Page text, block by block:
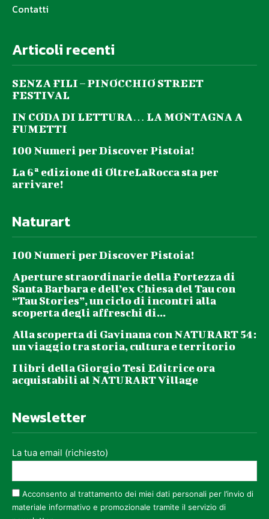
Contatti
Articoli recenti
SENZA FILI – PINOCCHIO STREET
FESTIVAL
IN CODA DI LETTURA… LA MONTAGNA A
FUMETTI
100 Numeri per Discover Pistoia!
La 6ª edizione di OltreLaRocca sta per
arrivare!
Naturart
100 Numeri per Discover Pistoia!
Aperture straordinarie della Fortezza di
Santa Barbara e dell’ex Chiesa del Tau con
“Tau Stories”, un ciclo di incontri alla
scoperta degli affreschi di...
Alla scoperta di Gavinana con NATURART 54:
un viaggio tra storia, cultura e territorio
I libri della Giorgio Tesi Editrice ora
acquistabili al NATURART Village
Newsletter
La tua email (richiesto)
Acconsento al trattamento dei miei dati personali per l’invio di
materiale informativo e promozionale tramite il servizio di